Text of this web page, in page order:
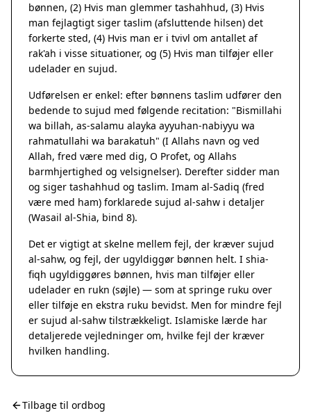
bønnen, (2) Hvis man glemmer tashahhud, (3) Hvis
man fejlagtigt siger taslim (afsluttende hilsen) det
forkerte sted, (4) Hvis man er i tvivl om antallet af
rak'ah i visse situationer, og (5) Hvis man tilføjer eller
udelader en sujud.
Udførelsen er enkel: efter bønnens taslim udfører den
bedende to sujud med følgende recitation: "Bismillahi
wa billah, as-salamu alayka ayyuhan-nabiyyu wa
rahmatullahi wa barakatuh" (I Allahs navn og ved
Allah, fred være med dig, O Profet, og Allahs
barmhjertighed og velsignelser). Derefter sidder man
og siger tashahhud og taslim. Imam al-Sadiq (fred
være med ham) forklarede sujud al-sahw i detaljer
(Wasail al-Shia, bind 8).
Det er vigtigt at skelne mellem fejl, der kræver sujud
al-sahw, og fejl, der ugyldiggør bønnen helt. I shia-
fiqh ugyldiggøres bønnen, hvis man tilføjer eller
udelader en rukn (søjle) — som at springe ruku over
eller tilføje en ekstra ruku bevidst. Men for mindre fejl
er sujud al-sahw tilstrækkeligt. Islamiske lærde har
detaljerede vejledninger om, hvilke fejl der kræver
hvilken handling.
Tilbage til ordbog